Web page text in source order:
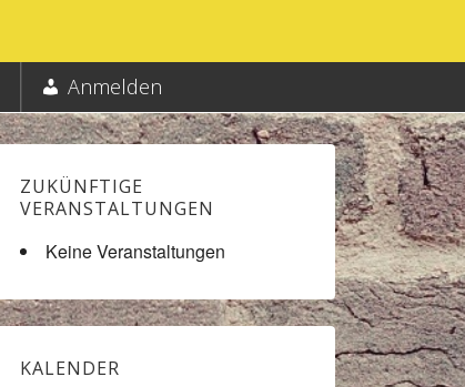
Anmelden
ZUKÜNFTIGE
VERANSTALTUNGEN
Keine Veranstaltungen
KALENDER